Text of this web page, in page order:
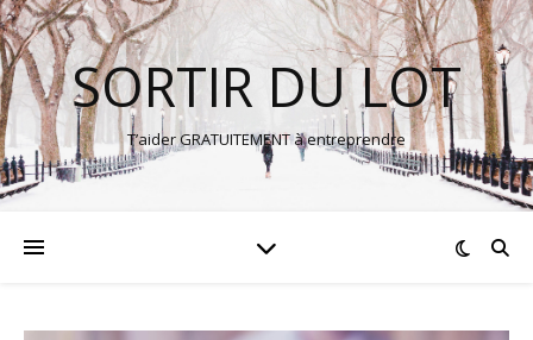
SORTIR DU LOT
T’aider GRATUITEMENT à entreprendre